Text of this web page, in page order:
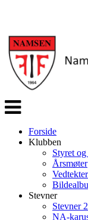
Veksle
navigasjon
Forside
Klubben
Styret
Årsmøter
Vedtekter
Stevner
Stevner
NA-